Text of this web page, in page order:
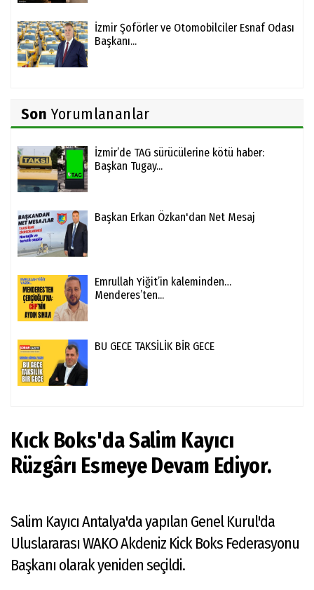
İzmir Şoförler ve Otomobilciler Esnaf Odası
Başkanı...
Son Yorumlananlar
İzmir’de TAG sürücülerine kötü haber:
Başkan Tugay...
Başkan Erkan Özkan'dan Net Mesaj
Emrullah Yiğit’in kaleminden…
Menderes’ten...
BU GECE TAKSİLİK BİR GECE
Kıck Boks'da Salim Kayıcı
Rüzgârı Esmeye Devam Ediyor.
Salim Kayıcı Antalya'da yapılan Genel Kurul'da
Uluslararası WAKO Akdeniz Kick Boks Federasyonu
Başkanı olarak yeniden seçildi.